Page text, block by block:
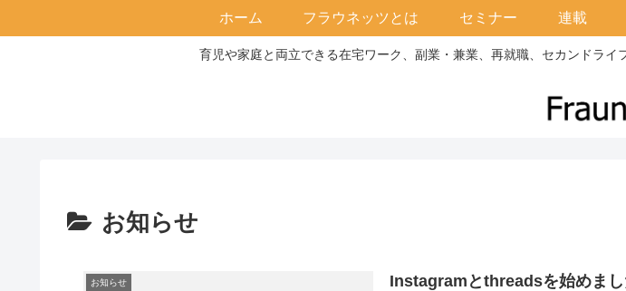
育児や家庭と両立できる在宅ワーク、副業・兼業、再就職、セカンドラ
ホーム フラウネッツとは セミナー 連載
お知らせ
お知らせ Instagramとthreadsを始めまし